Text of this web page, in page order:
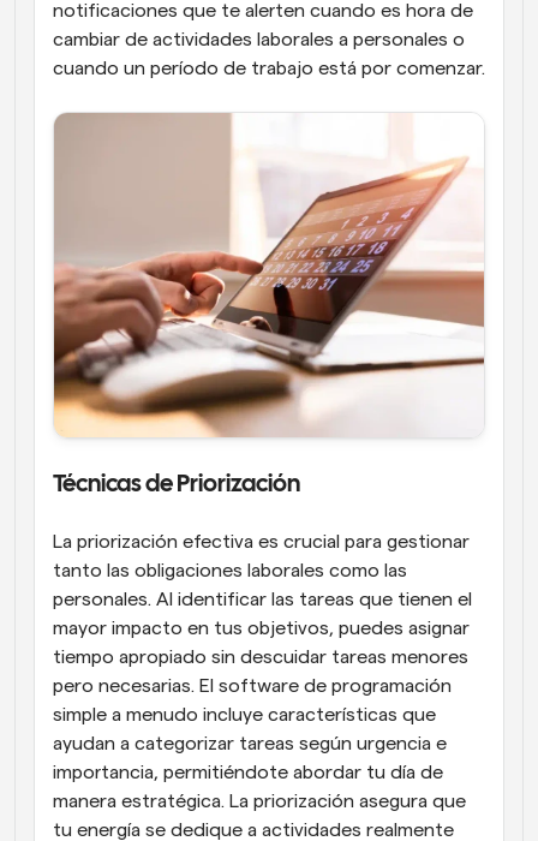
notificaciones que te alerten cuando es hora de
cambiar de actividades laborales a personales o
cuando un período de trabajo está por comenzar.
Técnicas de Priorización
La priorización efectiva es crucial para gestionar
tanto las obligaciones laborales como las
personales. Al identificar las tareas que tienen el
mayor impacto en tus objetivos, puedes asignar
tiempo apropiado sin descuidar tareas menores
pero necesarias. El software de programación
simple a menudo incluye características que
ayudan a categorizar tareas según urgencia e
importancia, permitiéndote abordar tu día de
manera estratégica. La priorización asegura que
tu energía se dedique a actividades realmente